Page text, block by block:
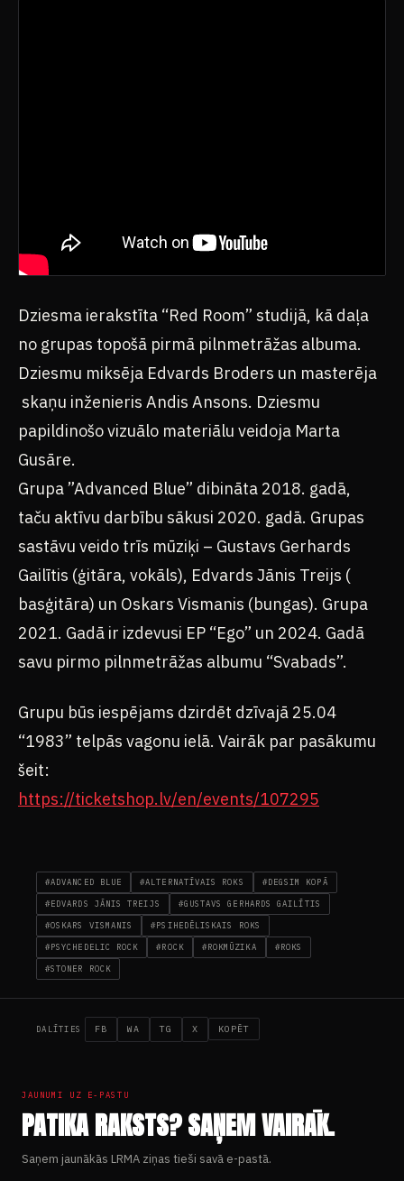
Dziesma ierakstīta “Red Room” studijā, kā daļa
no grupas topošā pirmā pilnmetrāžas albuma.
Dziesmu miksēja Edvards Broders un masterēja
skaņu inženieris Andis Ansons. Dziesmu
papildinošo vizuālo materiālu veidoja Marta
Gusāre.
Grupa ”Advanced Blue” dibināta 2018. gadā,
taču aktīvu darbību sākusi 2020. gadā. Grupas
sastāvu veido trīs mūziķi – Gustavs Gerhards
Gailītis (ģitāra, vokāls), Edvards Jānis Treijs (
basģitāra) un Oskars Vismanis (bungas). Grupa
2021. Gadā ir izdevusi EP “Ego” un 2024. Gadā
savu pirmo pilnmetrāžas albumu “Svabads”.
Grupu būs iespējams dzirdēt dzīvajā 25.04
“1983” telpās vagonu ielā. Vairāk par pasākumu
šeit:
https://ticketshop.lv/en/events/107295
#ADVANCED BLUE #ALTERNATĪVAIS ROKS #DEGSIM KOPĀ
#EDVARDS JĀNIS TREIJS #GUSTAVS GERHARDS GAILĪTIS
#OSKARS VISMANIS #PSIHEDĒLISKAIS ROKS
#PSYCHEDELIC ROCK #ROCK #ROKMŪZIKA #ROKS
#STONER ROCK
DALĪTIES FB WA TG X KOPĒT
JAUNUMI UZ E-PASTU
PATIKA RAKSTS? SAŅEM VAIRĀK.
Saņem jaunākās LRMA ziņas tieši savā e-pastā.